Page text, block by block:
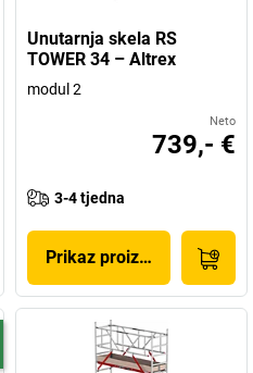
Unutarnja skela RS
TOWER 34 – Altrex
modul 2
Neto
739,- €
3-4 tjedna
Prikaz proizvoda